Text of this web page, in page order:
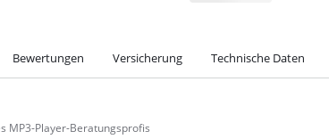
Bewertungen Versicherung Technische Daten
MP3-Player-Beratungsprofis